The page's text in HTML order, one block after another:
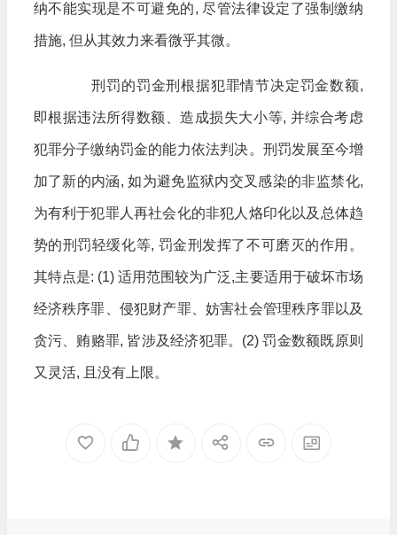
纳不能实现是不可避免的, 尽管法律设定了强制缴纳
措施, 但从其效力来看微乎其微。
刑罚的罚金刑根据犯罪情节决定罚金数额,
即根据违法所得数额、造成损失大小等, 并综合考虑
犯罪分子缴纳罚金的能力依法判决。刑罚发展至今增
加了新的内涵, 如为避免监狱内交叉感染的非监禁化,
为有利于犯罪人再社会化的非犯人烙印化以及总体趋
势的刑罚轻缓化等, 罚金刑发挥了不可磨灭的作用。
其特点是: (1) 适用范围较为广泛,主要适用于破坏市场
经济秩序罪、侵犯财产罪、妨害社会管理秩序罪以及
贪污、贿赂罪, 皆涉及经济犯罪。(2) 罚金数额既原则
又灵活, 且没有上限。